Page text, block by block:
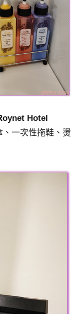
Hotel
、一次性拖鞋、燙